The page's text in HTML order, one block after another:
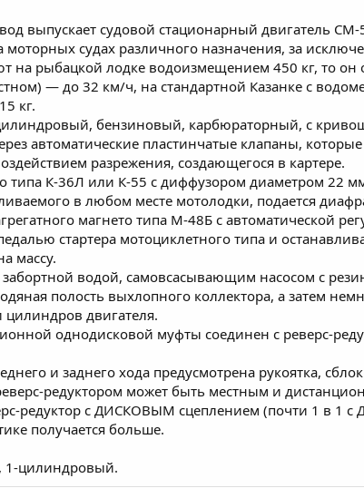
выпускает судовой стационарный двигатель
судах различного назначения, за
на рыбацкой лодке водоизмещением 450 кг, то он
— до 32 км/ч, на стандартной Казанке с
кг.
бензиновый, карбюраторный, с
автоматические пластинчатые клапаны,
разрежения, создающегося в картере.
типа К-36Л или К-55 с диффузором диаметром 22
в любом месте мотолодки, подается
магнето типа М-48Б с автоматической
стартера мотоциклетного типа и
массу.
водой, самовсасывающим насосом с
полость выхлопного коллектора, а затем
двигателя.
однодисковой муфты соединен с реверс-
и заднего хода предусмотрена рукоятка,
редуктором может быть местным и
редуктор с ДИСКОВЫМ сцеплением (почти 1 в 1 с
получается больше.
1-цилиндровый.